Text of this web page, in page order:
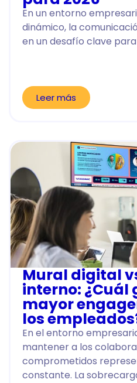
En un entorno
dinámico, la
en un desafío clave
Leer más
Mural digital
interno: ¿Cuál
mayor
los
En el entorno
mantener a los
comprometidos
constante. La